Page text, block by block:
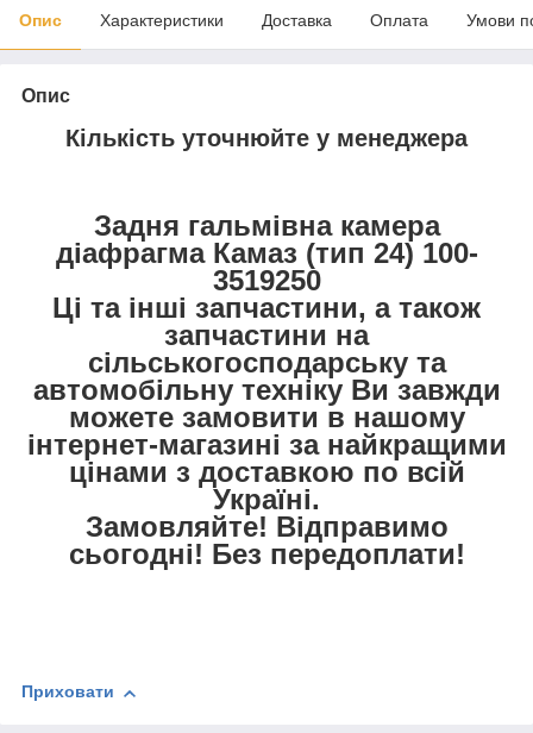
Опис Характеристики Доставка Оплата Умови
Опис
Кількість уточнюйте у менеджера
Задня гальмівна камера
діафрагма Камаз (тип 24) 100-
3519250
Ці та інші запчастини, а також
запчастини на
сільськогосподарську та
автомобільну техніку Ви завжди
можете замовити в нашому
інтернет-магазині за найкращими
цінами з доставкою по всій
Україні.
Замовляйте! Відправимо
сьогодні! Без передоплати!
Приховати